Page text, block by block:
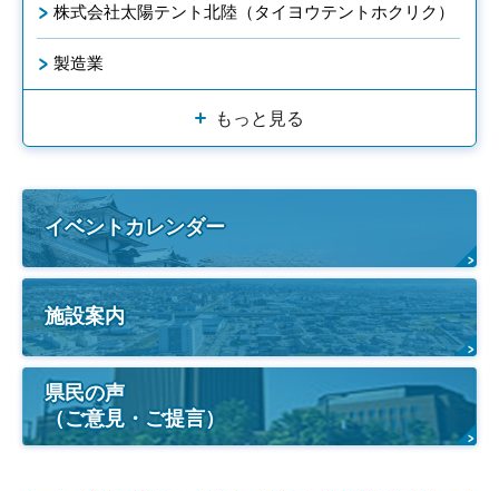
株式会社太陽テント北陸（タイヨウテントホクリク）
製造業
もっと見る
イベントカレンダー
施設案内
県民の声
（ご意見・ご提言）